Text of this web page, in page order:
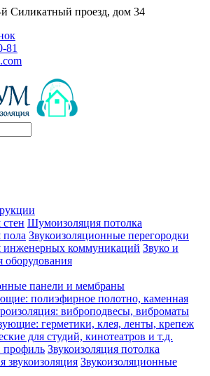
й Силикатный проезд, дом 34
81
стен Шумоизоляция потолка
пола Звукоизоляционные перегородки
инженерных коммуникаций Звуко и
оборудования
панели и мембраны
полиэфирное полотно, каменная
виброподвесы, виброматы
герметики, клея, ленты, крепеж
для студий, кинотеатров и т.д.
профиль Звукоизоляция потолка
Звукоизоляционные